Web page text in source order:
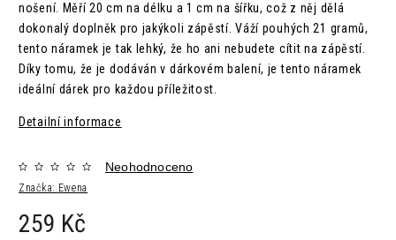
nošení. Měří 20 cm na délku a 1 cm na šířku, což z něj dělá
dokonalý doplněk pro jakýkoli zápěstí. Váží pouhých 21 gramů,
tento náramek je tak lehký, že ho ani nebudete cítit na zápěstí.
Díky tomu, že je dodáván v dárkovém balení, je tento náramek
ideální dárek pro každou příležitost.
Detailní informace
Značka: Ewena
Neohodnoceno
259 Kč